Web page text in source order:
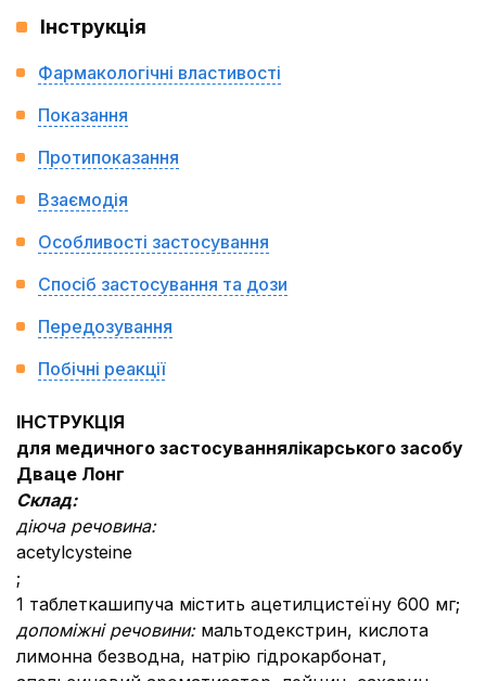
Інструкція
Фармакологічні властивості
Показання
Протипоказання
Взаємодія
Особливості застосування
Спосіб застосування та дози
Передозування
Побічні реакції
ІНСТРУКЦІЯ
для медичного застосуваннялікарського засобу
Дваце Лонг
Склад:
діюча речовина:
acetylcysteine
;
1 таблеткашипуча містить ацетилцистеїну 600 мг;
допоміжні речовини: мальтодекстрин, кислота
лимонна безводна, натрію гідрокарбонат,